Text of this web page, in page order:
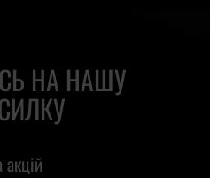
НА НАШУ